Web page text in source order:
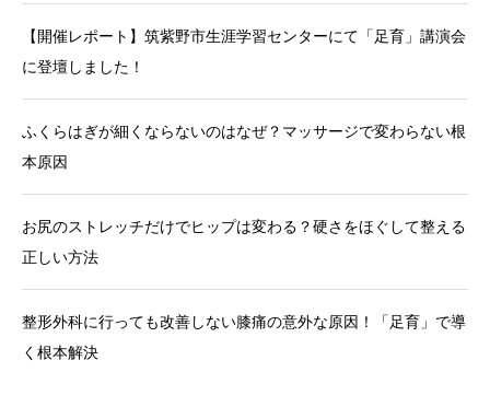
【開催レポート】筑紫野市生涯学習センターにて「足育」講演会
に登壇しました！
ふくらはぎが細くならないのはなぜ？マッサージで変わらない根
本原因
お尻のストレッチだけでヒップは変わる？硬さをほぐして整える
正しい方法
整形外科に行っても改善しない膝痛の意外な原因！「足育」で導
く根本解決